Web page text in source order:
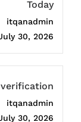
Today
itqanadmin
30, 2026
itqanadmin
30, 2026